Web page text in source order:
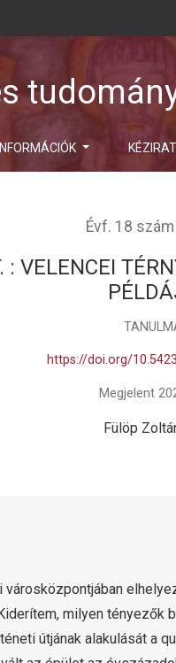
INFORMÁCIÓK
Évf. 18
VELENCEI
https://doi.org/
Megjelent
Fülöp
városközpontjában
milyen tényezők
útjának alakulását a